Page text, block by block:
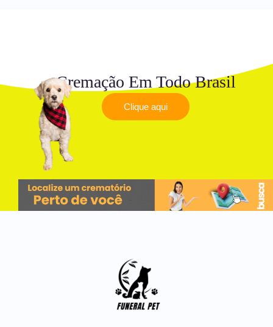
Cremação Em Todo Brasil
Clique aqui